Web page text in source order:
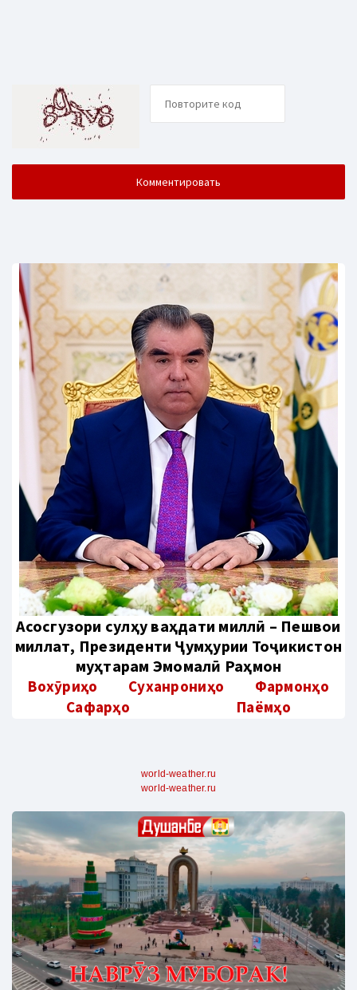
Aсосгузори сулҳу ваҳдати миллӣ – Пешвои
миллат, Президенти Ҷумҳурии Тоҷикистон
муҳтарам Эмомалӣ Раҳмон
Вохӯриҳо Суханрониҳо
Фармонҳо
Сафарҳо
Паёмҳо
world-weather.ru
world-weather.ru